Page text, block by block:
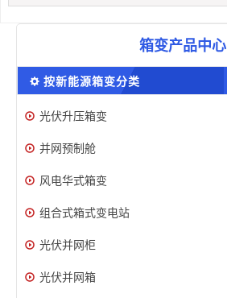
箱变产品中心
按新能源箱变分类
光伏升压箱变
并网预制舱
风电华式箱变
组合式箱式变电站
光伏并网柜
光伏并网箱